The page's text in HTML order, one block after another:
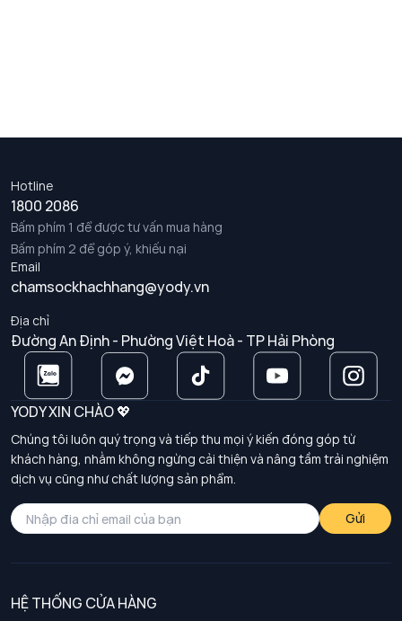
Hotline
1800 2086
Bấm phím 1 để được tư vấn mua hàng
Bấm phím 2 để góp ý, khiếu nại
Email
chamsockhachhang@yody.vn
Địa chỉ
Đường An Định - Phường Việt Hoà - TP Hải Phòng
YODY XIN CHÀO 💖
Chúng tôi luôn quý trọng và tiếp thu mọi ý kiến đóng góp từ
khách hàng, nhằm không ngừng cải thiện và nâng tầm trải nghiệm
dịch vụ cũng như chất lượng sản phẩm.
Gửi
HỆ THỐNG CỬA HÀNG